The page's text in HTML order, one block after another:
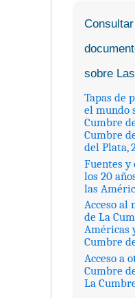
sobre
Tapas de
el mundo
Cumbre
Cumbre
del Plata,
Fuentes y
los 20
las
Acceso al
de La
Américas
Cumbre
Acceso a
Cumbre
La